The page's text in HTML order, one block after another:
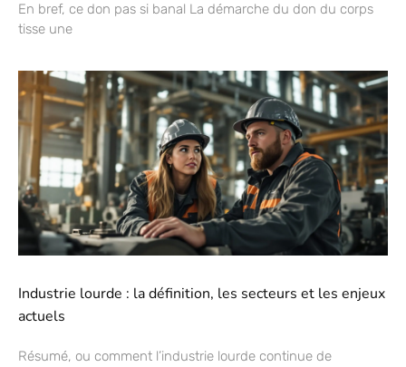
En bref, ce don pas si banal La démarche du don du corps
tisse une
Industrie lourde : la définition, les secteurs et les enjeux
actuels
Résumé, ou comment l’industrie lourde continue de